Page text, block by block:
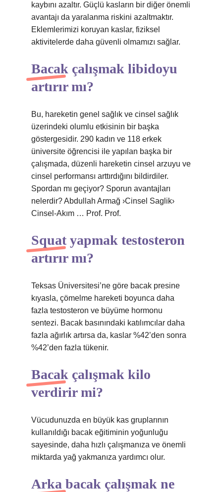
kaybını azaltır. Güçlü kasların bir diğer önemli
avantajı da yaralanma riskini azaltmaktır.
Eklemlerimizi koruyan kaslar, fiziksel
aktivitelerde daha güvenli olmamızı sağlar.
Bacak çalışmak libidoyu
artırır mı?
Bu, hareketin genel sağlık ve cinsel sağlık
üzerindeki olumlu etkisinin bir başka
göstergesidir. 290 kadın ve 118 erkek
üniversite öğrencisi ile yapılan başka bir
çalışmada, düzenli hareketin cinsel arzuyu ve
cinsel performansı arttırdığını bildirdiler.
Spordan mı geçiyor? Sporun avantajları
nelerdir? Abdullah Armağ ›Cinsel Saglik›
Cinsel-Akım … Prof. Prof.
Squat yapmak testosteron
artırır mı?
Teksas Üniversitesi’ne göre bacak presine
kıyasla, çömelme hareketi boyunca daha
fazla testosteron ve büyüme hormonu
sentezi. Bacak basınındaki katılımcılar daha
fazla ağırlık artırsa da, kaslar %42’den sonra
%42’den fazla tükenir.
Bacak çalışmak kilo
verdirir mi?
Vücudunuzda en büyük kas gruplarının
kullanıldığı bacak eğitiminin yoğunluğu
sayesinde, daha hızlı çalışmanıza ve önemli
miktarda yağ yakmanıza yardımcı olur.
Arka bacak çalışmak ne